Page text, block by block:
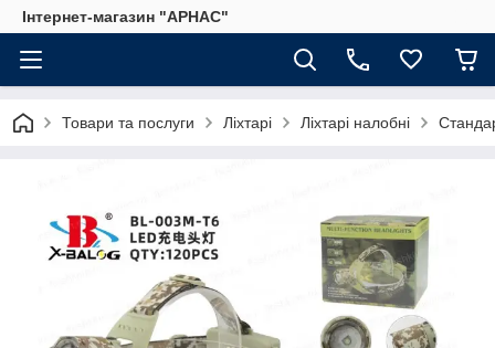
Інтернет-магазин "АРНАС"
Товари та послуги Ліхтарі Ліхтарі налобні